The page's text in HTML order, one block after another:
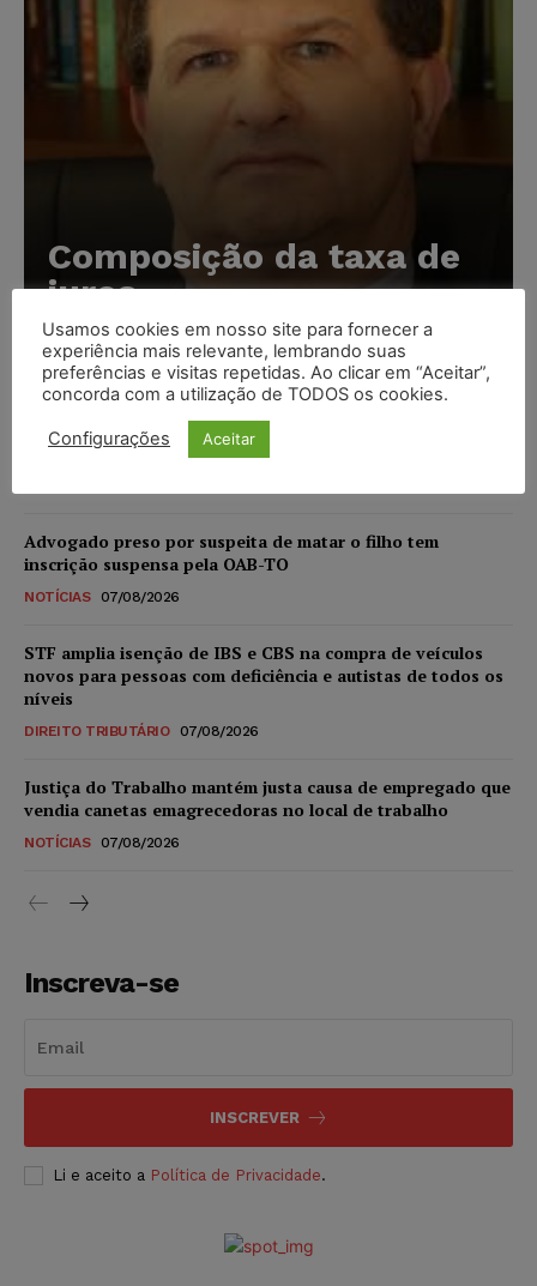
Composição da taxa de
juros
Carlos Henrique Abrão - 07/08/2026
Meta é alvo de denúncia após anúncios com conteúdo
sexual infantil gerado por IA circularem em suas
plataformas
Advogado preso por suspeita de matar o filho tem
inscrição suspensa pela OAB-TO
NOTÍCIAS 07/08/2026
STF amplia isenção de IBS e CBS na compra de veículos
novos para pessoas com deficiência e autistas de todos os
níveis
DIREITO TRIBUTÁRIO 07/08/2026
Justiça do Trabalho mantém justa causa de empregado que
vendia canetas emagrecedoras no local de trabalho
NOTÍCIAS 07/08/2026
Inscreva-se
INSCREVER
Li e aceito a Política de Privacidade.
Usamos cookies em nosso site para fornecer a
experiência mais relevante, lembrando suas
preferências e visitas repetidas. Ao clicar em “Aceitar”,
concorda com a utilização de TODOS os cookies.
Configurações Aceitar